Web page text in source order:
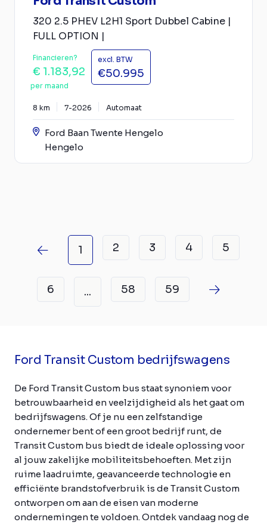
320 2.5 PHEV L2H1 Sport Dubbel Cabine |
FULL OPTION |
Financieren?
€ 1.183,92
per maand
excl. BTW
€50.995
8 km 7-2026 Automaat
Ford Baan Twente Hengelo
Hengelo
1 2 3 4 5
6 ... 58 59
Ford Transit Custom bedrijfswagens
De Ford Transit Custom bus staat synoniem voor
betrouwbaarheid en veelzijdigheid als het gaat om
bedrijfswagens. Of je nu een zelfstandige
ondernemer bent of een groot bedrijf runt, de
Transit Custom bus biedt de ideale oplossing voor
al jouw zakelijke mobiliteitsbehoeften. Met zijn
ruime laadruimte, geavanceerde technologie en
efficiënte brandstofverbruik is de Transit Custom
ontworpen om aan de eisen van moderne
ondernemingen te voldoen. Ontdek vandaag nog de